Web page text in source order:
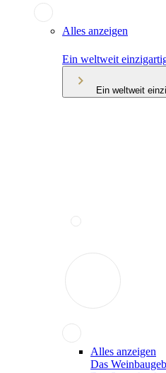
Alles anzeigen
Ein weltweit
Ein weltweit
Alles anzeigen
Das